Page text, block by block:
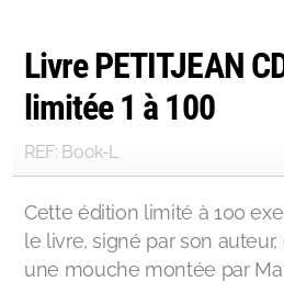
Livre PETITJEAN
limitée 1 à 100
REF: Book-L
Cette édition limité à 100
le livre, signé par son
une mouche montée par